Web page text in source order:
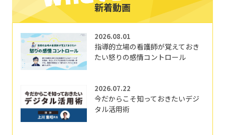
新着動画
2026.08.01
指導的立場の看護師が覚えておき
たい怒りの感情コントロール
2026.07.22
今だからこそ知っておきたいデジ
タル活用術